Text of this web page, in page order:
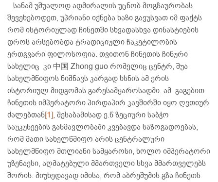
სანამ უშუალოდ ადმირალის უცნობ მოგზაურობას
შევეხებოდეთ, უპრიანი იქნება ხაზი გავუსვათ იმ ფაქტს
რომ ისტორიულად ჩინეთში სხვადასხვა დინასტიების
დროს არსებობდა ტრადიციული ჩაკეტილობის
ერთგვარი ფილოსოფია. თვითონ ჩინეთის ჩინური
სახელიც კი 中国 Zhong guo რომელიც ცენტრ, შუა
სახელმწიფოს ნიშნავს კარგად ხსნის ამ ერის
ისტორიულ მიდგომას გარესამყაროსადმი. ამ გაგებით
ჩინეთის იმპერატორი პირდაპირ კავშირში იყო ღვთიურ
ძალებთან[1], შესაბამისად ე.წ ზეციური საბჭო
საუკუნეების განმავლობაში კვებავდა საზოგადოებას,
რომ მათი სახელწმიფო არის ცენტრალური
სახელმწიფო მთლიანი სამყაროსი, ხოლო იმპერატორი
უზენაესი, აღმატებული მმართველი სხვა მმართველებს
შორის. მიუხედავად იმისა, რომ აბრეშუმის გზა ჩინეთს